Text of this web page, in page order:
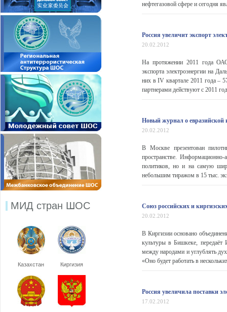
МИД стран ШОС
Казахстан Киргизия
нефтегазовой сфере и сегодня
Россия увеличит экспорт
20.02.2012
На протяжении 2011 года
экспорта электроэнергии на
них в IV квартале 2011 года –
партнерами действуют с 2011
Новый журнал о евразийской
20.02.2012
В Москве презентован
пространстве.
политиков, но и на самую
небольшим тиражом в 15 тыс.
Союз российских и
20.02.2012
В Киргизии основано
культуры в Бишкеке,
между народами и углублять
«Оно будет работать в
Россия увеличила поставки
17.02.2012